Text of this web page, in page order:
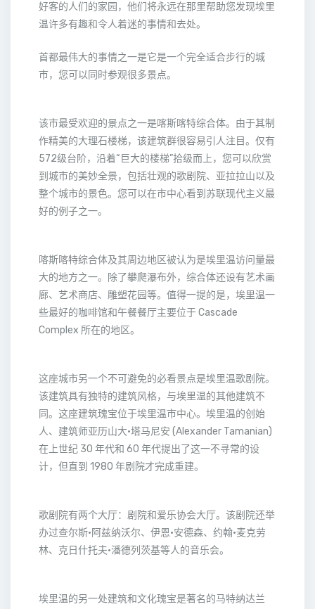
好客的人们的家园，他们将永远在那里帮助您发现埃里
温许多有趣和令人着迷的事情和去处。
首都最伟大的事情之一是它是一个完全适合步行的城
市，您可以同时参观很多景点。
该市最受欢迎的景点之一是喀斯喀特综合体。由于其制
作精美的大理石楼梯，该建筑群很容易引人注目。仅有
572级台阶，沿着“巨大的楼梯”拾级而上，您可以欣赏
到城市的美妙全景，包括壮观的歌剧院、亚拉拉山以及
整个城市的景色。您可以在市中心看到苏联现代主义最
好的例子之一。
喀斯喀特综合体及其周边地区被认为是埃里温访问量最
大的地方之一。除了攀爬瀑布外，综合体还设有艺术画
廊、艺术商店、雕塑花园等。值得一提的是，埃里温一
些最好的咖啡馆和午餐餐厅主要位于 Cascade
Complex 所在的地区。
这座城市另一个不可避免的必看景点是埃里温歌剧院。
该建筑具有独特的建筑风格，与埃里温的其他建筑不
同。这座建筑瑰宝位于埃里温市中心。埃里温的创始
人、建筑师亚历山大·塔马尼安 (Alexander Tamanian)
在上世纪 30 年代和 60 年代提出了这一不寻常的设
计，但直到 1980 年剧院才完成重建。
歌剧院有两个大厅：剧院和爱乐协会大厅。该剧院还举
办过查尔斯·阿兹纳沃尔、伊恩·安德森、约翰·麦克劳
林、克日什托夫·潘德列茨基等人的音乐会。
埃里温的另一处建筑和文化瑰宝是著名的马特纳达兰